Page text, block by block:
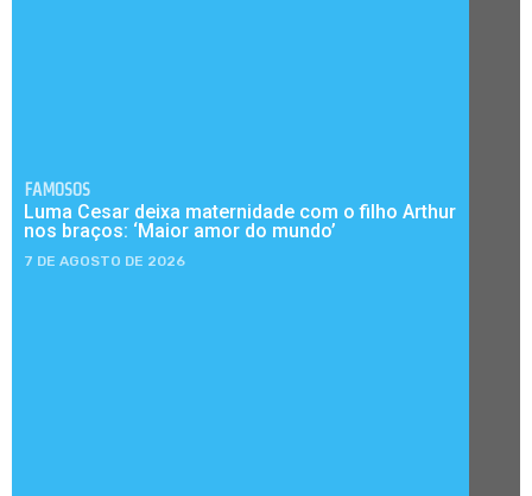
FAMOSOS
Luma Cesar deixa maternidade com o filho Arthur
nos braços: ‘Maior amor do mundo’
7 DE AGOSTO DE 2026